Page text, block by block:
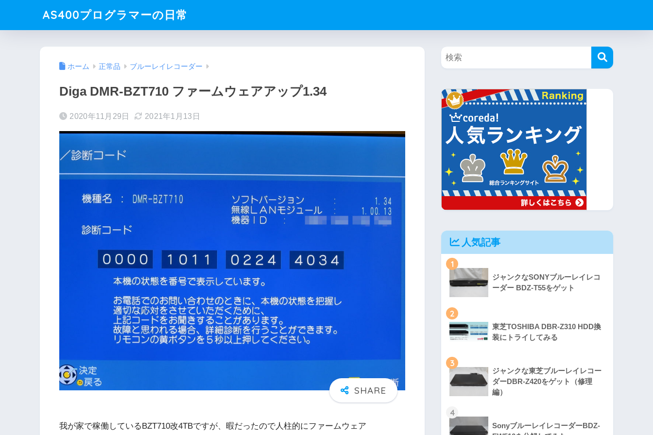
AS400プログラマーの日常
ホーム 正常品 ブルーレイレコーダー
Diga DMR-BZT710 ファームウェアアップ1.34
2020年11月29日 2021年1月13日
我が家で稼働しているBZT710改4TBですが、暇だったので人柱的にファームウェア
人気記事
1
ジャンクなSONYブルーレイレコ
ーダー BDZ-T55をゲット
2
東芝TOSHIBA DBR-Z310 HDD換
装にトライしてみる
3
ジャンクな東芝ブルーレイレコー
ダーDBR-Z420をゲット（修理
編）
4
SonyブルーレイレコーダーBDZ-